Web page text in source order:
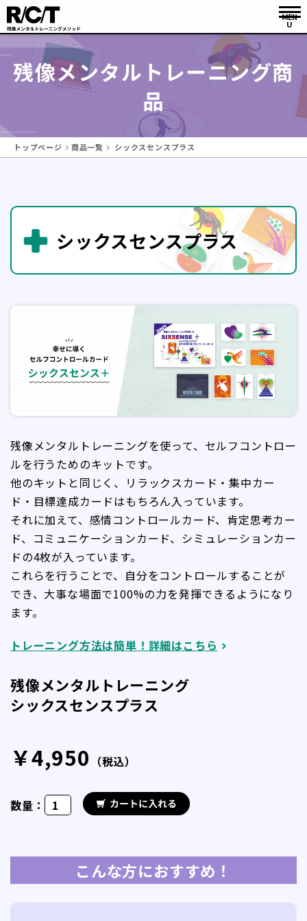
残像メンタルトレーニング商
品
トップページ 商品一覧 シックスセンスプラス
シックスセンスプラス
残像メンタルトレーニングを使って、セルフコントロー
ルを行うためのキットです。
他のキットと同じく、リラックスカード・集中カー
ド・目標達成カードはもちろん入っています。
それに加えて、感情コントロールカード、肯定思考カー
ド、コミュニケーションカード、シミュレーションカー
ドの4枚が入っています。
これらを行うことで、自分をコントロールすることが
でき、大事な場面で100%の力を発揮できるようになり
ます。
トレーニング方法は簡単！詳細はこちら
残像メンタルトレーニング
シックスセンスプラス
￥4,950 （税込）
数量：
こんな方におすすめ！